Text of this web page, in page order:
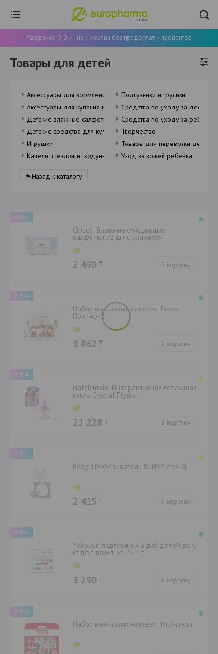
Рассрочка 0-0-4 - на 4 месяца без предоплат и процентов
Товары для детей
Аксессуары для кормления
Аксессуары для купания и ванны
Детские влажные салфетки
Детские средства для купания
Игрушки
Качели, шезлонги, ходунки
Подгузники и трусики
Средства по уходу за
Средства по уходу за
Творчество
Товары для перевозки детей
Уход за кожей ребенка
Назад к каталогу
0-0-4
Chicco: Влажные очищающие
салфетки 72 шт с клапаном
2 490 ₸ В корзину
0-0-4
Набор виниловых наклеек "Гарри
Поттер-2"
1 862 ₸ В корзину
0-0-4
Hatchimals: Интерактивная летающая
кукла Crystal Flyers
21 228 ₸ В корзину
0-0-4
Roxy: Прорезыватель BUNNY, серый
2 415 ₸ В корзину
0-0-4
YokoSun подгузники S для детей до 6
кг п/эт пакет № 26 шт
3 290 ₸ В корзину
0-0-4
Набор виниловых наклеек "Мстители"